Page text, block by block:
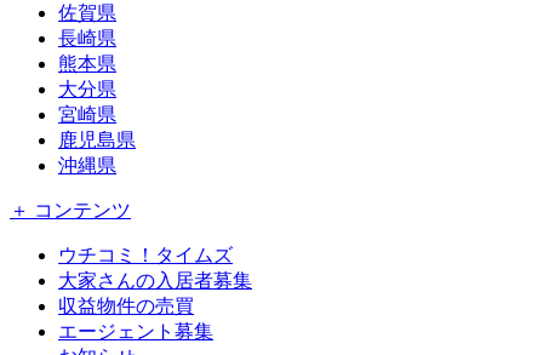
佐賀県
長崎県
熊本県
大分県
宮崎県
鹿児島県
沖縄県
＋ コンテンツ
ウチコミ！タイムズ
大家さんの入居者募集
収益物件の売買
エージェント募集